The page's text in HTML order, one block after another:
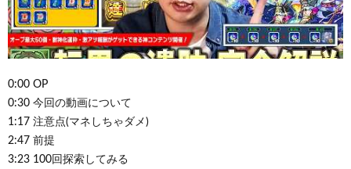
0:00 OP
0:30 今回の動画について
1:17 注意点(マネしちゃダメ)
2:47 前提
3:23 100回探索してみる